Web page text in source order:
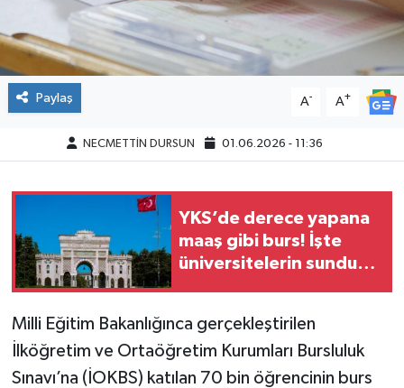
Paylaş A- A+
NECMETTİN DURSUN 01.06.2026 - 11:36
YKS’de derece yapana
maaş gibi burs! İşte
üniversitelerin sunduğu
Milli Eğitim Bakanlığınca gerçekleştirilen
İlköğretim ve Ortaöğretim Kurumları Bursluluk
Sınavı’na (İOKBS) katılan 70 bin öğrencinin burs